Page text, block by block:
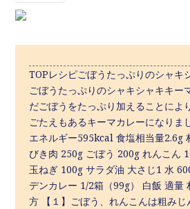
TOPレシピごぼうたっぷりのシャキ
ごぼうたっぷりのシャキシャキキー
だごぼうをたっぷり加えることによ
ごたえもあるキーマカレーになりま
エネルギー595kcal 食塩相当量2.6g
びき肉 250g ごぼう 200g れんこん
玉ねぎ 100g サラダ油 大さじ1 水
デンカレー 1/2箱（99g） 白飯 適量
方 【１】ごぼう、れんこんは粗みじ